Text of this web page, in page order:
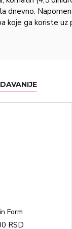
dnevno.
koje ga koriste
tablete a30
Form
RSD